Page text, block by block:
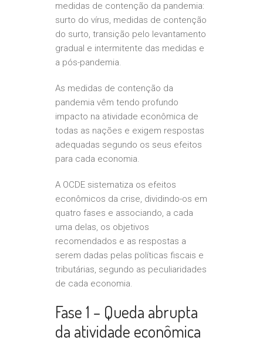
medidas de contenção da pandemia:
surto do vírus, medidas de contenção
do surto, transição pelo levantamento
gradual e intermitente das medidas e
a pós-pandemia.
As medidas de contenção da
pandemia vêm tendo profundo
impacto na atividade econômica de
todas as nações e exigem respostas
adequadas segundo os seus efeitos
para cada economia.
A OCDE sistematiza os efeitos
econômicos da crise, dividindo-os em
quatro fases e associando, a cada
uma delas, os objetivos
recomendados e as respostas a
serem dadas pelas políticas fiscais e
tributárias, segundo as peculiaridades
de cada economia.
Fase 1 – Queda abrupta
da atividade econômica